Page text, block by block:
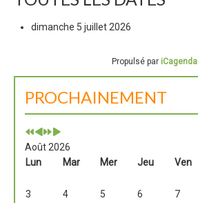
dimanche 5 juillet 2026
Propulsé par iCagenda
PROCHAINEMENT
Août 2026
Lun
Mar Mer Jeu Ven
3
4 5 6 7